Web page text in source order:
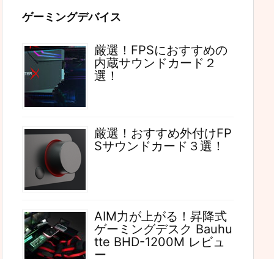
ゲーミングデバイス
厳選！FPSにおすすめの
内蔵サウンドカード２
選！
厳選！おすすめ外付けFP
Sサウンドカード３選！
AIM力が上がる！昇降式
ゲーミングデスク Bauhu
tte BHD-1200M レビュ
ー